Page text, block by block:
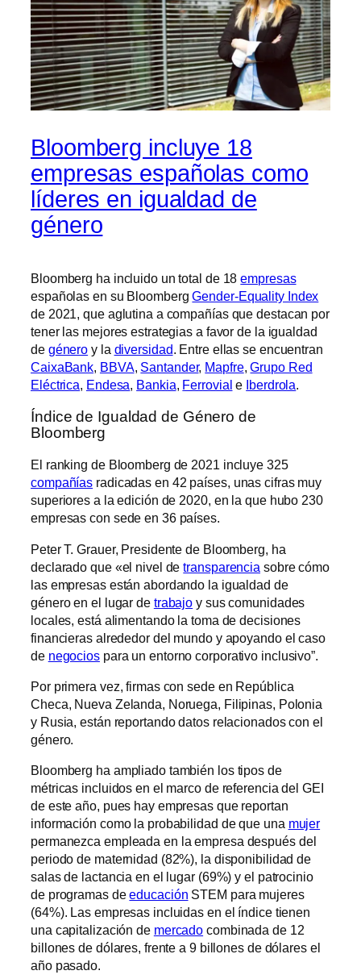
Bloomberg incluye 18
empresas españolas como
líderes en igualdad de
género
Bloomberg ha incluido un total de 18empresas
españolas en su BloombergGender-Equality Index
de 2021, que aglutina a compañías que destacan por
tener las mejores estrategias a favor de la igualdad
de género y la diversidad. Entre ellas se encuentran
CaixaBank, BBVA, Santander, Mapfre,Grupo Red
Eléctrica, Endesa, Bankia, Ferrovial e Iberdrola.
Índice de Igualdad de Género de
Bloomberg
El ranking de Bloomberg de 2021 incluye 325
compañías radicadas en 42 países, unas cifras muy
superiores a la edición de 2020, en la que hubo 230
empresas con sede en 36 países.
Peter T. Grauer, Presidente de Bloomberg, ha
declarado que «el nivel detransparencia sobre cómo
las empresas están abordando la igualdad de
género en el lugar de trabajo y sus comunidades
locales, está alimentando la toma de decisiones
financieras alrededor del mundo y apoyando el caso
de negociospara un entorno corporativo inclusivo”.
Por primera vez, firmas con sede en República
Checa, Nueva Zelanda, Noruega, Filipinas, Polonia
y Rusia, están reportando datos relacionados con el
género.
Bloomberg ha ampliado también los tipos de
métricas incluidos en el marco de referencia del GEI
de este año, pues hay empresas que reportan
información como la probabilidad de que una mujer
permanezca empleada en la empresa después del
periodo de maternidad (82%), la disponibilidad de
salas de lactancia en el lugar (69%) y el patrocinio
de programas deeducación STEM para mujeres
(64%). Las empresas incluidas en el índice tienen
una capitalización de mercado combinada de 12
billones de dólares, frente a 9 billones de dólares el
año pasado.